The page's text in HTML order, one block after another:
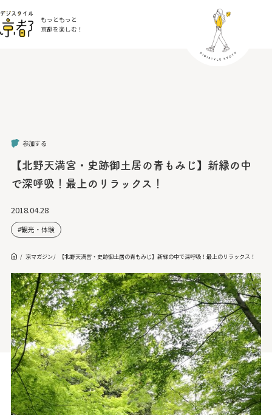
もっともっと
京都を楽しむ！
参加する
【北野天満宮・史跡御土居の青もみじ】新緑の中
で深呼吸！最上のリラックス！
2018.04.28
観光・体験
京マガジン 【北野天満宮・史跡御土居の青もみじ】新緑の中で深呼吸！最上のリラックス！